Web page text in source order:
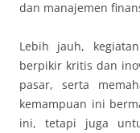
dan manajemen
Lebih jauh,
berpikir kritis dan
pasar, serta
kemampuan ini
ini, tetapi juga